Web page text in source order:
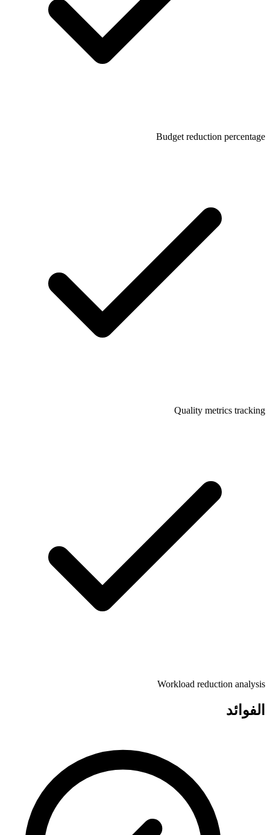
Budget reduction percentage
Quality metrics tracking
Workload reduction analysis
الفوائد